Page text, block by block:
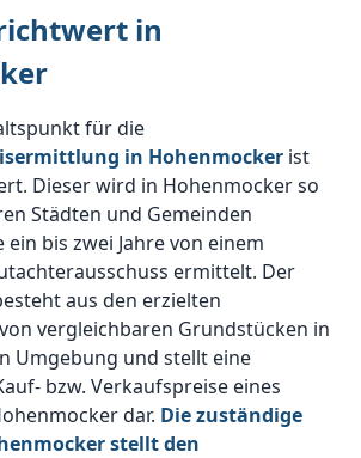
in
für die
in Hohenmocker ist
Dieser wird in Hohenmocker so
Städten und Gemeinden
bis zwei Jahre von einem
ermittelt. Der
aus den erzielten
vergleichbaren Grundstücken in
Umgebung und stellt eine
bzw. Verkaufspreise eines
dar. Die zuständige
stellt den